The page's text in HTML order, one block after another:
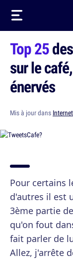
Top 25
sur le
énervés
Mis à jour dans Internet
Pour certains
d'autres il est
3ème partie
qu'on fout
fait parler de
Allez, j'arrête